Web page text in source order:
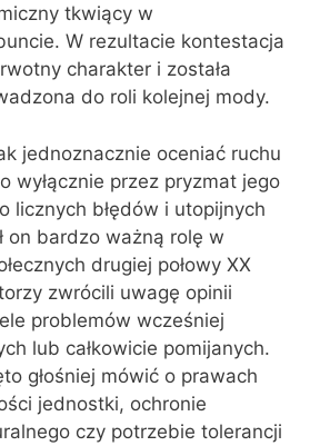
tkwiący w
W rezultacie kontestacja
charakter i została
do roli kolejnej mody.
jednoznacznie oceniać ruchu
wyłącznie przez pryzmat jego
licznych błędów i utopijnych
on bardzo ważną rolę w
drugiej połowy XX
zwrócili uwagę opinii
problemów wcześniej
lub całkowicie pomijanych.
głośniej mówić o prawach
jednostki, ochronie
czy potrzebie tolerancji